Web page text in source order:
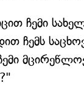
ჩემი
ჩემს